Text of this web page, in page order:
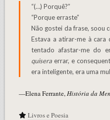
“(…) Porquê?”
“Porque erraste”
Não gostei da frase, soou
Estava a atirar-me à cara
tentado afastar-me do
quiseraerrar, e
era inteligente, era uma
—Elena Ferrante,História da
Livros e Poesia